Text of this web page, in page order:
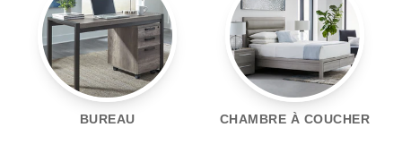
BUREAU CHAMBRE À COUCHER